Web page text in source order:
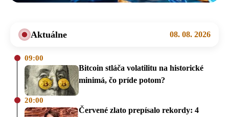
Aktuálne 08. 08. 2026
09:00
Bitcoin stláča volatilitu na historické
minimá, čo príde potom?
20:00
Červené zlato prepísalo rekordy: 4